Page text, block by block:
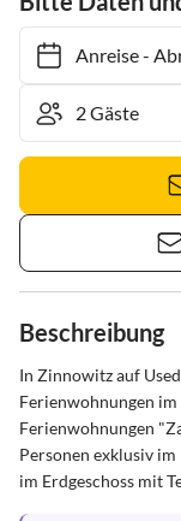
Anreise-
Beschreibung
In Zinnowitz auf
Ferienwohnungen im
Ferienwohnungen
Personen exklusiv
im Erdgeschoss mit